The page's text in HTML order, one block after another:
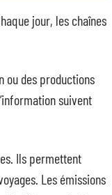
jour, les chaînes
ou des productions
suivent
Ils permettent
Les émissions